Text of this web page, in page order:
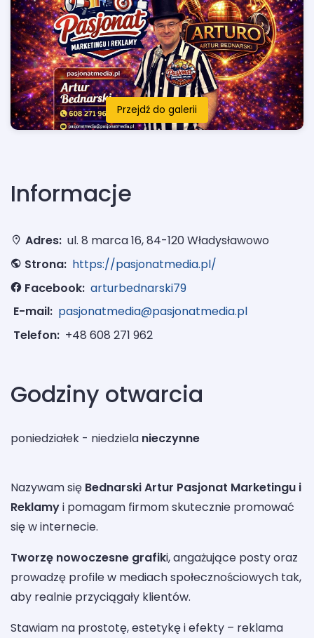
Przejdź do galerii
Informacje
Adres: ul. 8 marca 16, 84-120 Władysławowo
Strona: https://pasjonatmedia.pl/
Facebook: arturbednarski79
E-mail: pasjonatmedia@pasjonatmedia.pl
Telefon: +48 608 271 962
Godziny otwarcia
poniedziałek - niedziela nieczynne
Nazywam się Bednarski Artur Pasjonat Marketingu i
Reklamyi pomagam firmom skutecznie promować
się w internecie.
Tworzę nowoczesne grafiki, angażujące posty oraz
prowadzę profile w mediach społecznościowych tak,
aby realnie przyciągały klientów.
Stawiam na prostotę, estetykę i efekty – reklama